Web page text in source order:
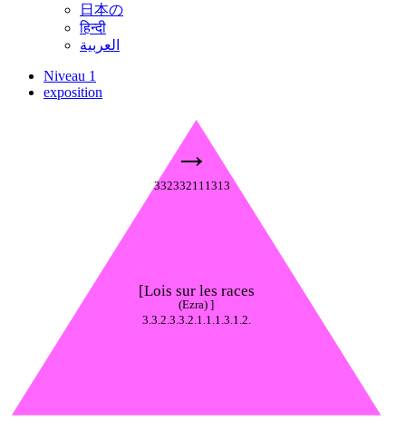
日本の
हिन्दी
العربية
Niveau 1
exposition
[Lois sur les races
(Ezra) ]
3.3.2.3.3.2.1.1.1.3.1.2.
→
332332111313